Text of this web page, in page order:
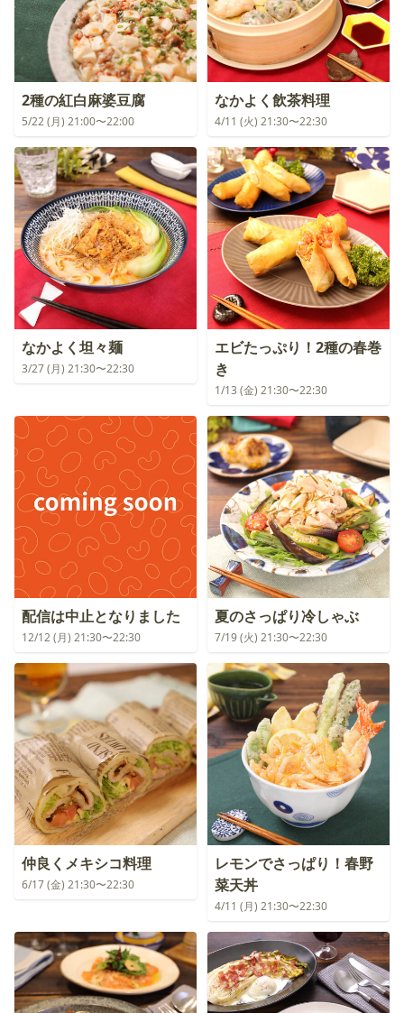
2種の紅白麻婆豆腐
5/22 (月) 21:00〜22:00
なかよく飲茶料理
4/11 (火) 21:30〜22:30
なかよく坦々麺
3/27 (月) 21:30〜22:30
エビたっぷり！2種の春巻
き
1/13 (金) 21:30〜22:30
配信は中止となりました
12/12 (月) 21:30〜22:30
夏のさっぱり冷しゃぶ
7/19 (火) 21:30〜22:30
仲良くメキシコ料理
6/17 (金) 21:30〜22:30
レモンでさっぱり！春野
菜天丼
4/11 (月) 21:30〜22:30